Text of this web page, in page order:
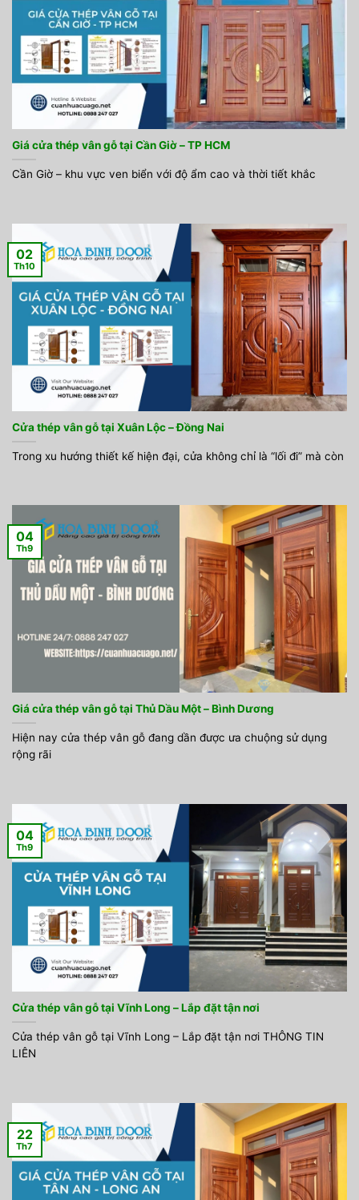
Giá cửa thép vân gỗ tại Cần Giờ – TP HCM
Cần Giờ – khu vực ven biển với độ ẩm cao và thời tiết khắc
Cửa thép vân gỗ tại Xuân Lộc – Đồng Nai
Trong xu hướng thiết kế hiện đại, cửa không chỉ là “lối đi” mà còn
02
Th10
Giá cửa thép vân gỗ tại Thủ Dầu Một – Bình Dương
Hiện nay cửa thép vân gỗ đang dần được ưa chuộng sử dụng
rộng rãi
04
Th9
Cửa thép vân gỗ tại Vĩnh Long – Lắp đặt tận nơi
Cửa thép vân gỗ tại Vĩnh Long – Lắp đặt tận nơi THÔNG TIN
LIÊN
04
Th9
22
Th7